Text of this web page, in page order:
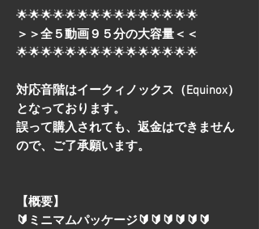
🌟🌟🌟🌟🌟🌟🌟🌟🌟🌟🌟🌟🌟🌟🌟
＞＞全５動画９５分の大容量＜＜
🌟🌟🌟🌟🌟🌟🌟🌟🌟🌟🌟🌟🌟🌟🌟
対応音階はイークィノックス（Equinox）
となっております。
誤って購入されても、返金はできません
ので、ご了承願います。
【概要】
🔰ミニマムパッケージ🔰🔰🔰🔰🔰🔰